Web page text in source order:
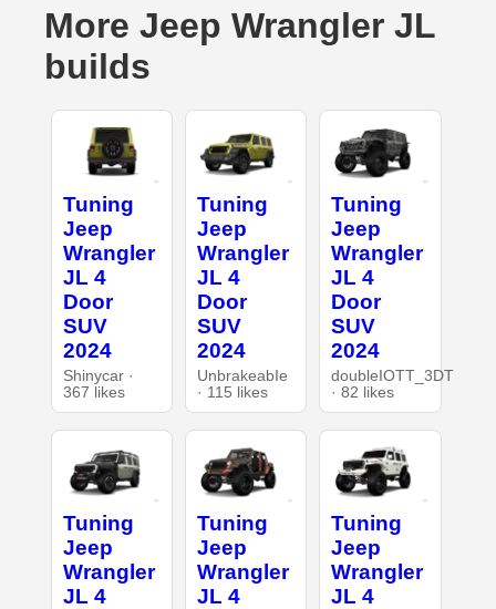
More Jeep Wrangler JL
builds
Tuning
Jeep
Wrangler
JL 4
Door
SUV
2024
Shinycar ·
367 likes
Tuning
Jeep
Wrangler
JL 4
Door
SUV
2024
UnbrakeabIe
· 115 likes
Tuning
Jeep
Wrangler
JL 4
Door
SUV
2024
doubleIOTT_3DT
· 82 likes
Tuning
Jeep
Wrangler
JL 4
Tuning
Jeep
Wrangler
JL 4
Tuning
Jeep
Wrangler
JL 4